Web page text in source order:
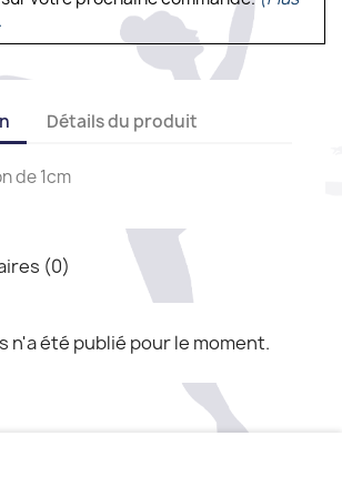
Détails du produit
de 1cm
(0)
n'a été publié pour le moment.